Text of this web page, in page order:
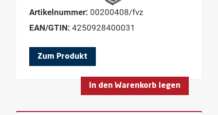
Artikelnummer: 00200408/fvz
EAN/GTIN: 4250928400031
Zum Produkt
In den Warenkorb legen